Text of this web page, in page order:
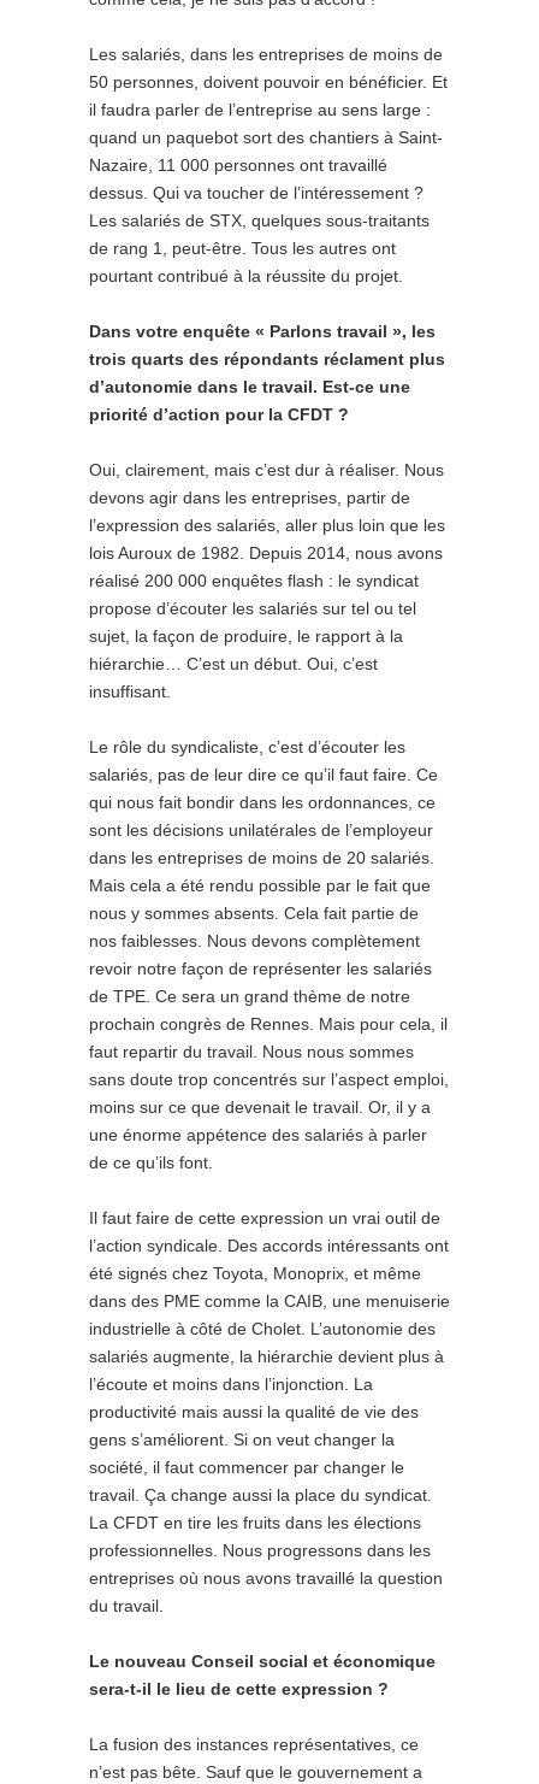
Les salariés, dans les entreprises de moins de
50 personnes, doivent pouvoir en bénéficier. Et
il faudra parler de l’entreprise au sens large :
quand un paquebot sort des chantiers à Saint-
Nazaire, 11 000 personnes ont travaillé
dessus. Qui va toucher de l’intéressement ?
Les salariés de STX, quelques sous-traitants
de rang 1, peut-être. Tous les autres ont
pourtant contribué à la réussite du projet.
Dans votre enquête « Parlons travail », les
trois quarts des répondants réclament plus
d’autonomie dans le travail. Est-ce une
priorité d’action pour la CFDT ?
Oui, clairement, mais c’est dur à réaliser. Nous
devons agir dans les entreprises, partir de
l’expression des salariés, aller plus loin que les
lois Auroux de 1982. Depuis 2014, nous avons
réalisé 200 000 enquêtes flash : le syndicat
propose d’écouter les salariés sur tel ou tel
sujet, la façon de produire, le rapport à la
hiérarchie… C’est un début. Oui, c’est
insuffisant.
Le rôle du syndicaliste, c’est d’écouter les
salariés, pas de leur dire ce qu’il faut faire. Ce
qui nous fait bondir dans les ordonnances, ce
sont les décisions unilatérales de l’employeur
dans les entreprises de moins de 20 salariés.
Mais cela a été rendu possible par le fait que
nous y sommes absents. Cela fait partie de
nos faiblesses. Nous devons complètement
revoir notre façon de représenter les salariés
de TPE. Ce sera un grand thème de notre
prochain congrès de Rennes. Mais pour cela, il
faut repartir du travail. Nous nous sommes
sans doute trop concentrés sur l’aspect emploi,
moins sur ce que devenait le travail. Or, il y a
une énorme appétence des salariés à parler
de ce qu’ils font.
Il faut faire de cette expression un vrai outil de
l’action syndicale. Des accords intéressants ont
été signés chez Toyota, Monoprix, et même
dans des PME comme la CAIB, une menuiserie
industrielle à côté de Cholet. L’autonomie des
salariés augmente, la hiérarchie devient plus à
l’écoute et moins dans l’injonction. La
productivité mais aussi la qualité de vie des
gens s’améliorent. Si on veut changer la
société, il faut commencer par changer le
travail. Ça change aussi la place du syndicat.
La CFDT en tire les fruits dans les élections
professionnelles. Nous progressons dans les
entreprises où nous avons travaillé la question
du travail.
Le nouveau Conseil social et économique
sera-t-il le lieu de cette expression ?
La fusion des instances représentatives, ce
n’est pas bête. Sauf que le gouvernement a